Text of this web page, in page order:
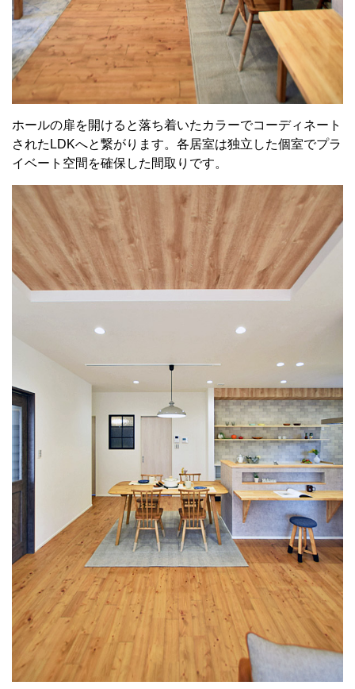
ホールの扉を開けると落ち着いたカラーでコーディネート
されたLDKへと繋がります。各居室は独立した個室でプラ
イベート空間を確保した間取りです。